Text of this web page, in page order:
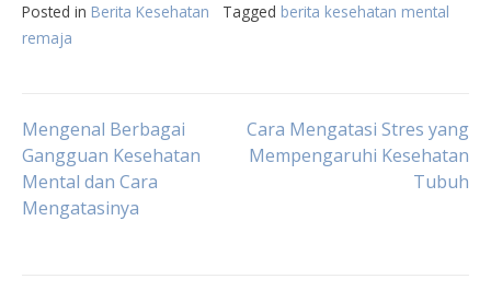
Posted in Berita Kesehatan Tagged berita kesehatan mental
remaja
Post
navigation
Mengenal Berbagai
Gangguan Kesehatan
Mental dan Cara
Mengatasinya
Cara Mengatasi Stres yang
Mempengaruhi Kesehatan
Tubuh